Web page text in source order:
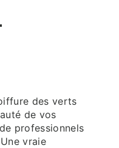
de vos
professionnels
vraie